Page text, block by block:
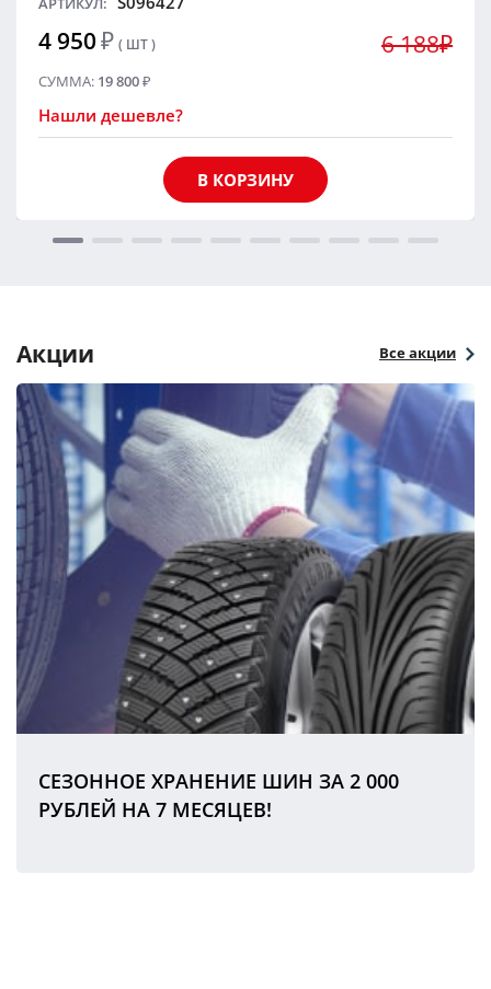
4 950₽ ( ШТ ) 6 188₽
СУММА: 19 800₽
Нашли дешевле?
В КОРЗИНУ
Акции Все акции
СЕЗОННОЕ ХРАНЕНИЕ ШИН ЗА 2 000
РУБЛЕЙ НА 7 МЕСЯЦЕВ!